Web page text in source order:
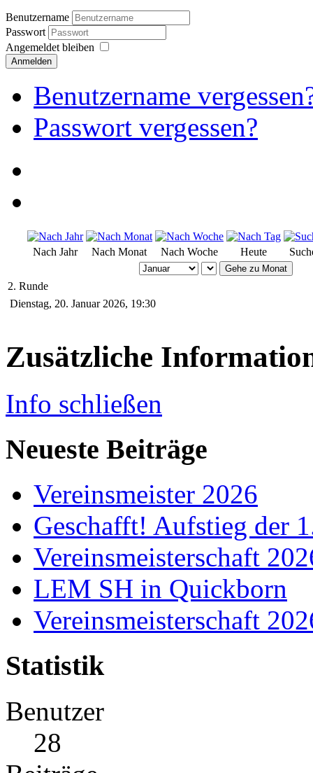
Benutzername
Passwort
Angemeldet bleiben
Anmelden
Benutzername
Passwort vergessen?
Nach Jahr Nach Monat Nach Woche Heute
Gehe zu Monat
2. Runde
Dienstag, 20. Januar 2026, 19:30
Zusätzliche
Info schließen
Neueste Beiträge
Vereinsmeister 2026
Geschafft! Aufstieg der
Vereinsmeisterschaft
LEM SH in Quickborn
Vereinsmeisterschaft
Statistik
Benutzer
28